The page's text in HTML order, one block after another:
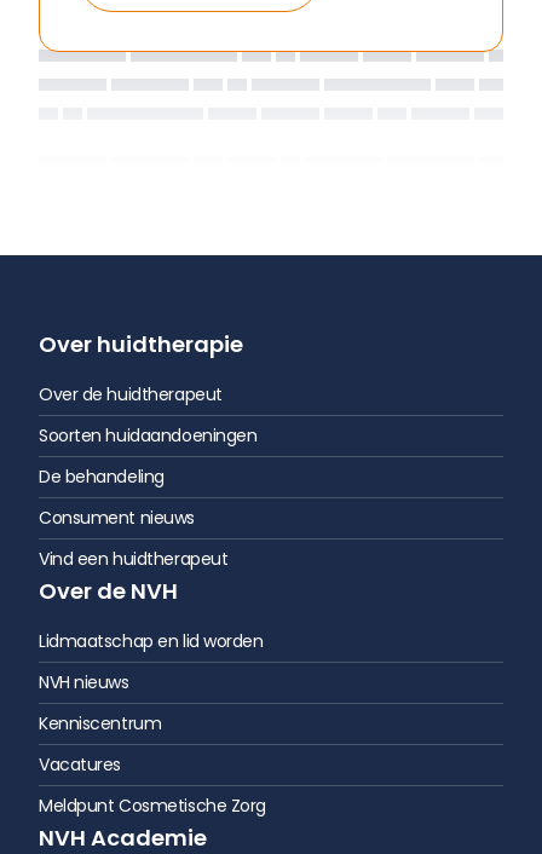
Over huidtherapie
Over de huidtherapeut
Soorten huidaandoeningen
De behandeling
Consument nieuws
Vind een huidtherapeut
Over de NVH
Lidmaatschap en lid worden
NVH nieuws
Kenniscentrum
Vacatures
Meldpunt Cosmetische Zorg
NVH Academie